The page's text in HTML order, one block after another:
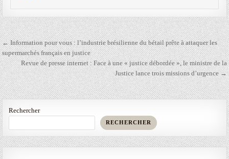
Navigation
de
l’article
← Information pour vous : l’industrie brésilienne du bétail prête à attaquer les
supermarchés français en justice
Revue de presse internet : Face à une « justice débordée », le ministre de la
Justice lance trois missions d’urgence →
Rechercher
RECHERCHER